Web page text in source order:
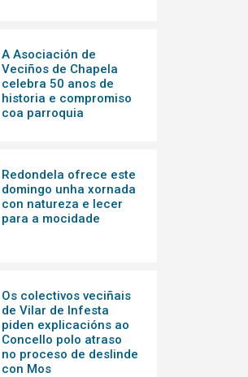
A Asociación de
Veciños de Chapela
celebra 50 anos de
historia e compromiso
coa parroquia
Redondela ofrece este
domingo unha xornada
con natureza e lecer
para a mocidade
Os colectivos veciñais
de Vilar de Infesta
piden explicacións ao
Concello polo atraso
no proceso de deslinde
con Mos